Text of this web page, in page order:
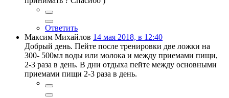
Ответить
Максим Михайлов 14 мая 2018, в 12:40
Добрый день. Пейте после тренировки две ложки на
300- 500мл воды или молока и между приемами пищи,
2-3 раза в день. В дни отдыха пейте между основными
приемами пищи 2-3 раза в день.